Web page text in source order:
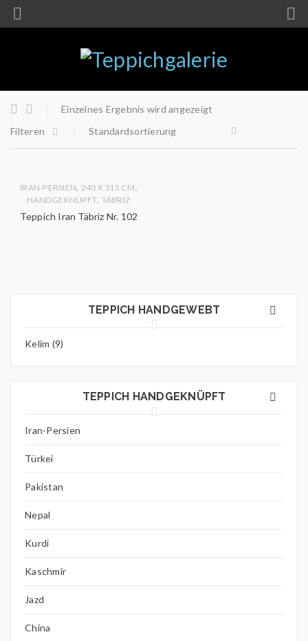
TEPPICH HANDGEWEBT
Kelim (9)
TEPPICH HANDGEKNÜPFT
Iran-Persien
Türkei
Pakistan
Nepal
Kurdi
Kaschmir
Jazd
China
Einzelnes Ergebnis wird angezeigt
Filteren
Standardsortierung
IRAN-PERSIEN, 240 X 315 CM,
HANDGEKNÜPFT, TÄBRIZ
Teppich Iran Täbriz Nr. 102